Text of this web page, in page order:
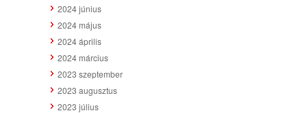
2024 június
2024 május
2024 április
2024 március
2023 szeptember
2023 augusztus
2023 július